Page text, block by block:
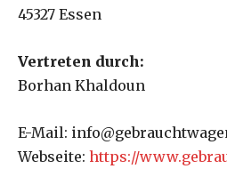
45327 Essen
Vertreten durch:
Borhan Khaldoun
E-Mail:
Webseite: https://